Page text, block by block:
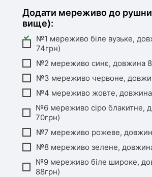
Додати мереживо до
вище):
№1 мереживо біле вузьке,
74грн)
№2 мереживо синє, довжина
№3 мереживо червоне,
№4 мереживо жовте, довжина
№6 мереживо сіро блакитне,
70грн)
№7 мереживо рожеве,
№8 мереживо зелене,
№9 мереживо біле широке,
88грн)